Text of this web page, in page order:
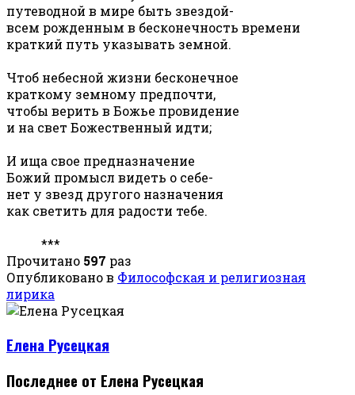
путеводной в мире быть звездой-
всем рожденным в бесконечность времени
краткий путь указывать земной.
Чтоб небесной жизни бесконечное
краткому земному предпочти,
чтобы верить в Божье провидение
и на свет Божественный идти;
И ища свое предназначение
Божий промысл видеть о себе-
нет у звезд другого назначения
как светить для радости тебе.
***
Прочитано 597 раз
Опубликовано в Философская и религиозная
лирика
Елена Русецкая
Последнее от Елена Русецкая